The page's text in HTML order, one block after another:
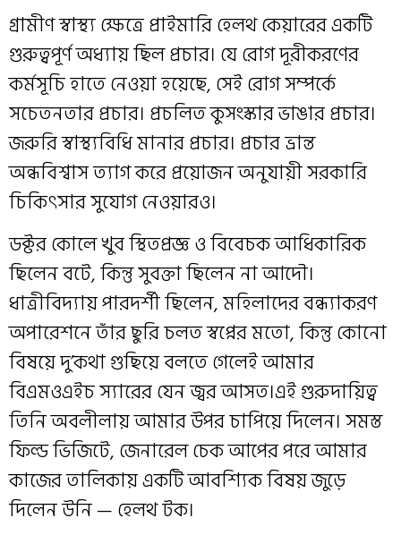
গ্রামীণ স্বাস্থ্য ক্ষেত্রে প্রাইমারি হেলথ কেয়ারের একটি
গুরুত্বপূর্ণ অধ্যায় ছিল প্রচার। যে রোগ দূরীকরণের
কর্মসূচি হাতে নেওয়া হয়েছে, সেই রোগ সম্পর্কে
সচেতনতার প্রচার। প্রচলিত কুসংস্কার ভাঙার প্রচার।
জরুরি স্বাস্থ্যবিধি মানার প্রচার। প্রচার ভ্রান্ত
অন্ধবিশ্বাস ত্যাগ করে প্রয়োজন অনুযায়ী সরকারি
চিকিৎসার সুযোগ নেওয়ারও।
ডক্টর কোলে খুব স্থিতপ্রজ্ঞ ও বিবেচক আধিকারিক
ছিলেন বটে, কিন্তু সুবক্তা ছিলেন না আদৌ।
ধাত্রীবিদ্যায় পারদর্শী ছিলেন, মহিলাদের বন্ধ্যাকরণ
অপারেশনে তাঁর ছুরি চলত স্বপ্নের মতো, কিন্তু কোনো
বিষয়ে দু’কথা গুছিয়ে বলতে গেলেই আমার
বিএমওএইচ স্যারের যেন জ্বর আসত।এই গুরুদায়িত্ব
তিনি অবলীলায় আমার উপর চাপিয়ে দিলেন। সমস্ত
ফিল্ড ভিজিটে, জেনারেল চেক আপের পরে আমার
কাজের তালিকায় একটি আবশ্যিক বিষয় জুড়ে
দিলেন উনি — হেলথ টক।